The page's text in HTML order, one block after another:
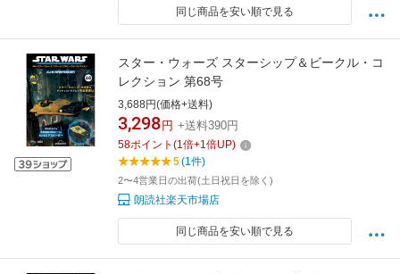
同じ商品を安い順で見る
スター・ウォーズ スターシップ＆ビークル・コ
レクション 第68号
3,688円(価格+送料)
3,298 円 +送料390円
58ポイント (1倍+1倍UP)
5(1件)
2〜4営業日の出荷(土日祝日を除く)
朗読社楽天市場店
同じ商品を安い順で見る